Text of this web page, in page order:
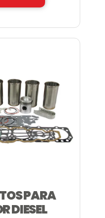
PARA
DIESEL